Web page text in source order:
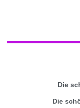
Die
Die